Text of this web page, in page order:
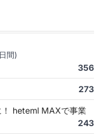
間)
356
273
heteml MAXで事業
243